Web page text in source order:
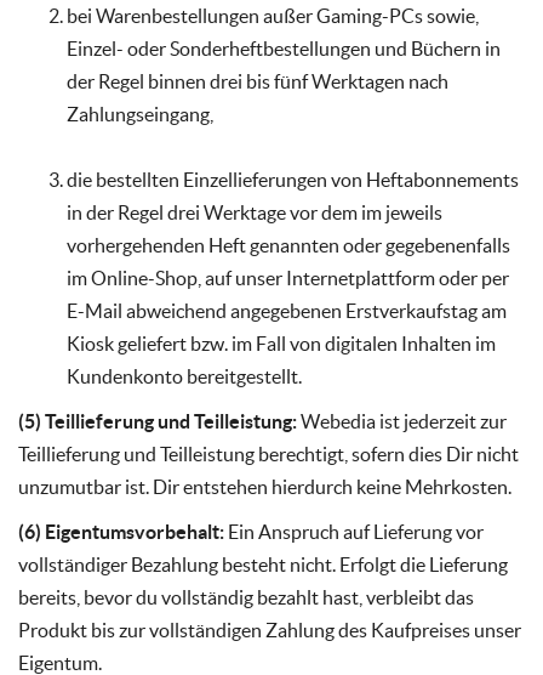
bei Warenbestellungen außer Gaming-PCs sowie,
Einzel- oder Sonderheftbestellungen und Büchern in
der Regel binnen drei bis fünf Werktagen nach
Zahlungseingang,
die bestellten Einzellieferungen von Heftabonnements
in der Regel drei Werktage vor dem im jeweils
vorhergehenden Heft genannten oder gegebenenfalls
im Online-Shop, auf unser Internetplattform oder per
E-Mail abweichend angegebenen Erstverkaufstag am
Kiosk geliefert bzw. im Fall von digitalen Inhalten im
Kundenkonto bereitgestellt.
(5) Teillieferung und Teilleistung:Webedia ist jederzeit zur
Teillieferung und Teilleistung berechtigt, sofern dies Dir nicht
unzumutbar ist. Dir entstehen hierdurch keine Mehrkosten.
(6) Eigentumsvorbehalt: Ein Anspruch auf Lieferung vor
vollständiger Bezahlung besteht nicht. Erfolgt die Lieferung
bereits, bevor du vollständig bezahlt hast, verbleibt das
Produkt bis zur vollständigen Zahlung des Kaufpreises unser
Eigentum.